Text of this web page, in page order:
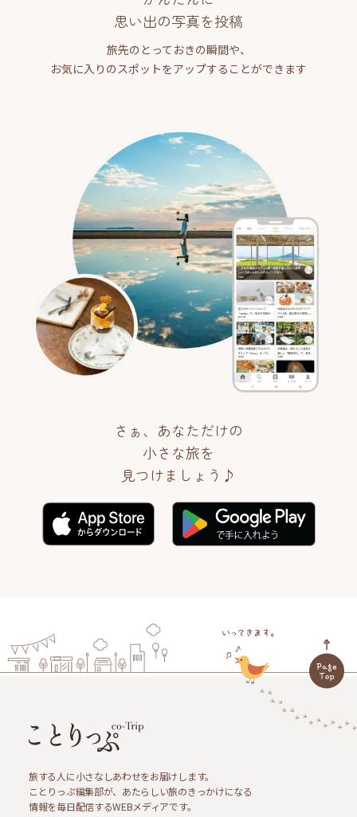
思い出の写真を投稿
旅先のとっておきの瞬間や、
お気に入りのスポットをアップすることができます
さぁ、あなただけの
小さな旅を
見つけましょう♪
旅する人に小さなしあわせをお届けします。
ことりっぷ編集部が、あたらしい旅のきっかけになる
情報を毎日配信するWEBメディアです。